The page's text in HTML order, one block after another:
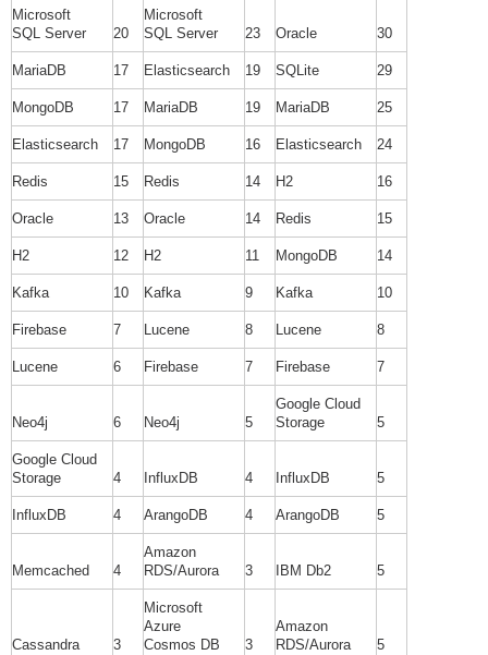
Microsoft
SQL Server
20
Microsoft
SQL Server
23 Oracle 30
MariaDB 17 Elasticsearch 19 SQLite 29
MongoDB 17 MariaDB 19 MariaDB 25
Elasticsearch 17 MongoDB 16 Elasticsearch 24
Redis 15 Redis 14 H2 16
Oracle 13 Oracle 14 Redis 15
H2 12 H2 11 MongoDB 14
Kafka 10 Kafka 9 Kafka 10
Firebase 7 Lucene 8 Lucene 8
Lucene 6 Firebase 7 Firebase 7
Neo4j 6 Neo4j 5
Google Cloud
Storage
5
Google Cloud
Storage
4 InfluxDB 4 InfluxDB 5
InfluxDB 4 ArangoDB 4 ArangoDB 5
Memcached 4
Amazon
RDS/Aurora
3 IBM Db2 5
Cassandra 3
Microsoft
Azure
Cosmos DB
3
Amazon
RDS/Aurora
5